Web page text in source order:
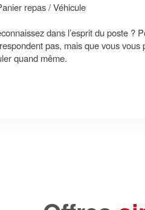
repas / Véhicule
dans l’esprit du poste ?
pas, mais que vous vous
quand même.